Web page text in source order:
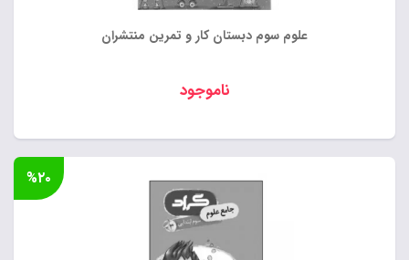
علوم سوم دبستان کار و تمرین منتشران
ناموجود
%۲۰